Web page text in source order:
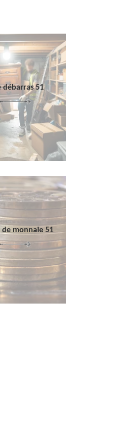
débarras 51
de monnaie 51